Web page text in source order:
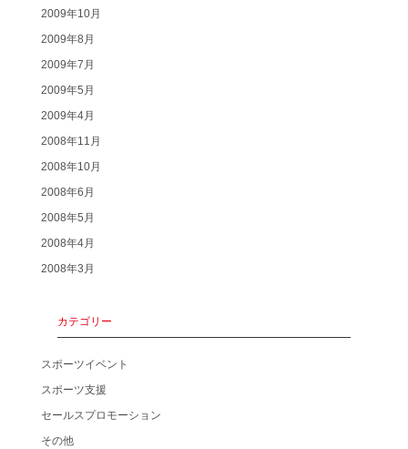
2009年10月
2009年8月
2009年7月
2009年5月
2009年4月
2008年11月
2008年10月
2008年6月
2008年5月
2008年4月
2008年3月
カテゴリー
スポーツイベント
スポーツ支援
セールスプロモーション
その他